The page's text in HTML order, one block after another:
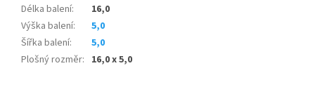
Délka balení:
16,0
Výška balení:
5,0
Šířka balení:
5,0
Plošný rozměr: 16,0 x 5,0